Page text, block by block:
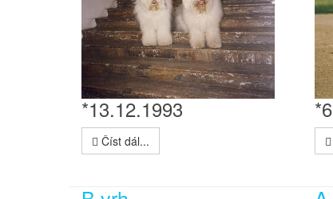
*13.12.1993
Číst dál...